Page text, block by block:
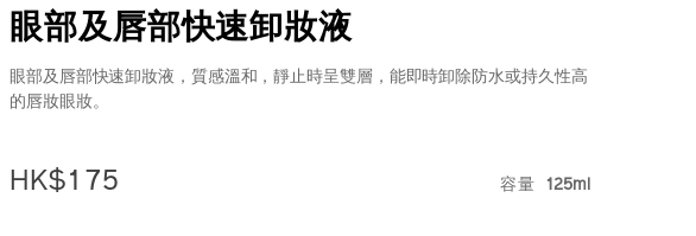
眼部及唇部快速卸妝液
眼部及唇部快速卸妝液，質感溫和，靜止時呈雙層，能即時卸除防水或持久性高
的唇妝眼妝。
1011434410_hk.html
編
HK$175 容量 125ml